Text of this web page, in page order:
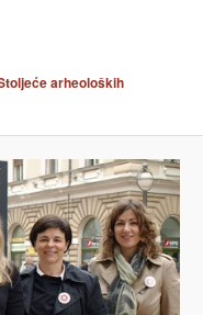
arheoloških